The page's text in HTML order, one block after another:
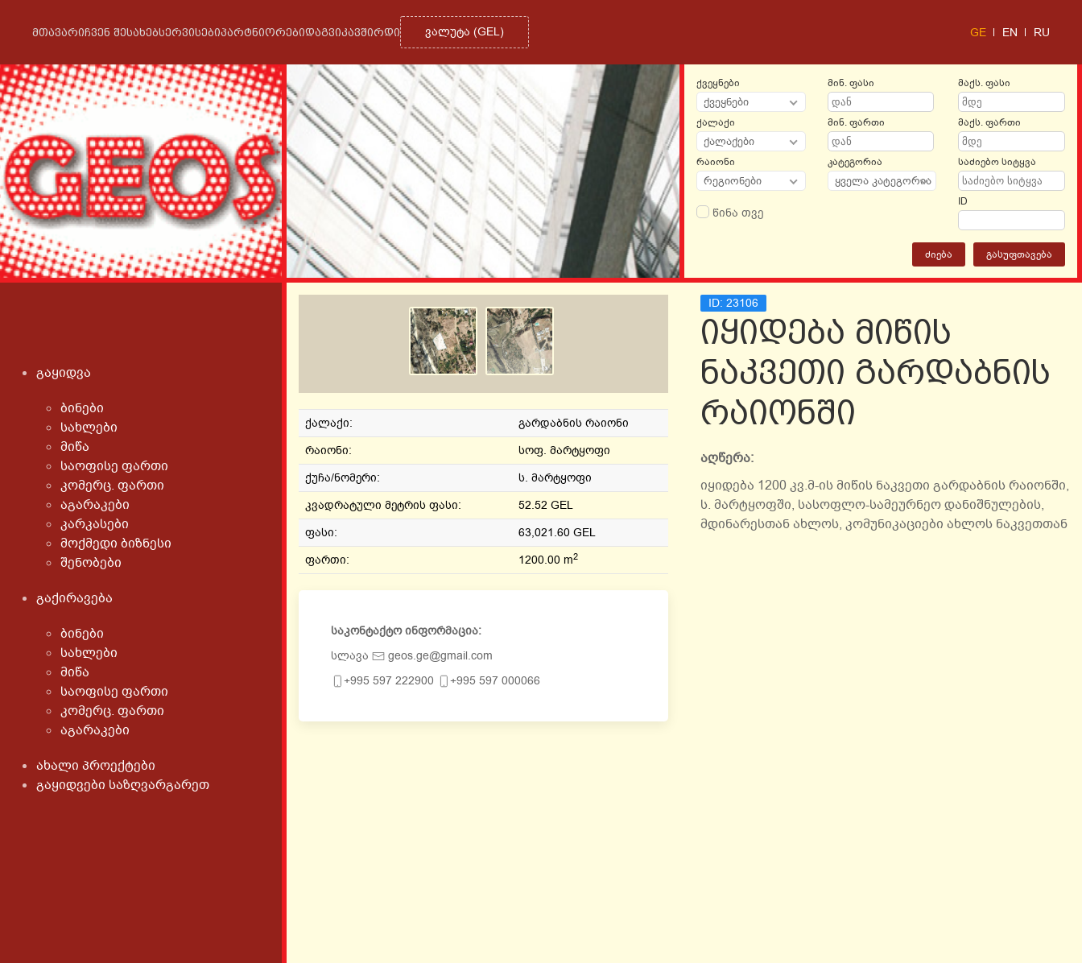
ᲛᲗᲐᲕᲐᲠᲘᲩᲕᲔᲜ ᲨᲔᲡᲐᲮᲔᲑᲡᲔᲠᲕᲘᲡᲔᲑᲘᲞᲐᲠᲢᲜᲘᲝᲠᲔᲑᲘᲓᲐᲒᲕᲘᲙᲐᲕᲨᲘᲠᲓᲘ ᲕᲐᲚᲣᲢᲐ (GEL) GE EN RU
ქვეყნები
ქვეყნები
ქალაქი
ქალაქები
რაიონი
რეგიონები
წინა თვე
მინ. ფასი
მინ. ფართი
კატეგორია
ყველა კატეგორია
მაქს. ფასი
მაქს. ფართი
საძიებო სიტყვა
ID
ᲫᲘᲔᲑᲐ ᲒᲐᲡᲣᲤᲗᲐᲕᲔᲑᲐ
გაყიდვა
ბინები
სახლები
მიწა
საოფისე ფართი
კომერც. ფართი
აგარაკები
კარკასები
მოქმედი ბიზნესი
შენობები
გაქირავება
ბინები
სახლები
მიწა
საოფისე ფართი
კომერც. ფართი
აგარაკები
ახალი პროექტები
გაყიდვები საზღვარგარეთ
ქალაქი:
გარდაბნის რაიონი
რაიონი:
სოფ. მარტყოფი
ქუჩა/ნომერი:
ს. მარტყოფი
კვადრატული მეტრის ფასი:
52.52 GEL
ფასი:
63,021.60 GEL
ფართი:
1200.00 m2
საკონტაქტო ინფორმაცია:
სლავა
geos.ge@gmail.com
+995 597 222900
+995 597 000066
ID: 23106
იყიდება მიწის
ნაკვეთი გარდაბნის
რაიონში
აღწერა:
იყიდება 1200 კვ.მ-ის მიწის ნაკვეთი გარდაბნის რაიონში,
ს. მარტყოფში, სასოფლო-სამეურნეო დანიშნულების,
მდინარესთან ახლოს, კომუნიკაციები ახლოს ნაკვეთთან